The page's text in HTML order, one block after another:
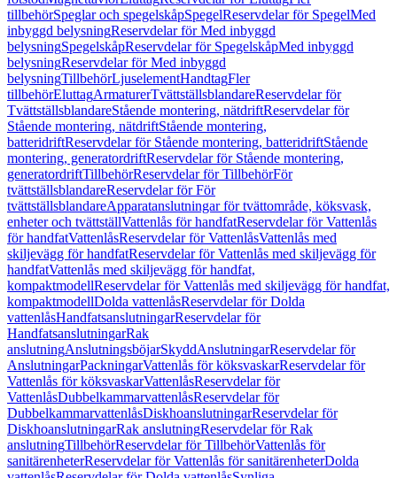
tillbehörSpeglar och spegelskåpSpegelReservdelar för SpegelMed
inbyggd belysningReservdelar för Med inbyggd
belysningSpegelskåpReservdelar för SpegelskåpMed inbyggd
belysningReservdelar för Med inbyggd
belysningTillbehörLjuselementHandtagFler
tillbehörEluttagArmaturerTvättställsblandareReservdelar för
TvättställsblandareStående montering, nätdriftReservdelar för
Stående montering, nätdriftStående montering,
batteridriftReservdelar för Stående montering, batteridriftStående
montering, generatordriftReservdelar för Stående montering,
generatordriftTillbehörReservdelar för TillbehörFör
tvättställsblandareReservdelar för För
tvättställsblandareApparatanslutningar för tvättområde, köksvask,
enheter och tvättställVattenlås för handfatReservdelar för Vattenlås
för handfatVattenlåsReservdelar för VattenlåsVattenlås med
skiljevägg för handfatReservdelar för Vattenlås med skiljevägg för
handfatVattenlås med skiljevägg för handfat,
kompaktmodellReservdelar för Vattenlås med skiljevägg för handfat,
kompaktmodellDolda vattenlåsReservdelar för Dolda
vattenlåsHandfatsanslutningarReservdelar för
HandfatsanslutningarRak
anslutningAnslutningsböjarSkyddAnslutningarReservdelar för
AnslutningarPackningarVattenlås för köksvaskarReservdelar för
Vattenlås för köksvaskarVattenlåsReservdelar för
VattenlåsDubbelkammarvattenlåsReservdelar för
DubbelkammarvattenlåsDiskhoanslutningarReservdelar för
DiskhoanslutningarRak anslutningReservdelar för Rak
anslutningTillbehörReservdelar för TillbehörVattenlås för
sanitärenheterReservdelar för Vattenlås för sanitärenheterDolda